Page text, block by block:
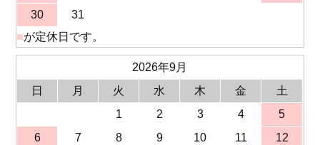
30
31
■が定休日です。
2026年9月
日
月 火 水 木 金
土
1
2 3 4
5
6
7 8 9 10 11
12